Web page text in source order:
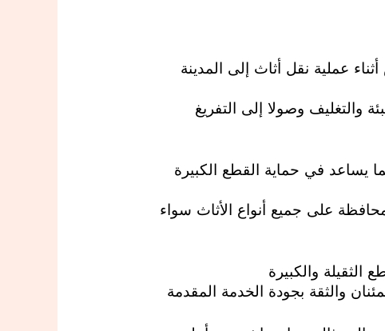
عملية نقل أثاث إلى المدينة
والتغليف وصولا إلى التفريغ
يساعد في حماية القطع الكبيرة
على جميع أنواع الأثاث سواء
الثقيلة والكبيرة
والثقة بجودة الخدمة المقدمة